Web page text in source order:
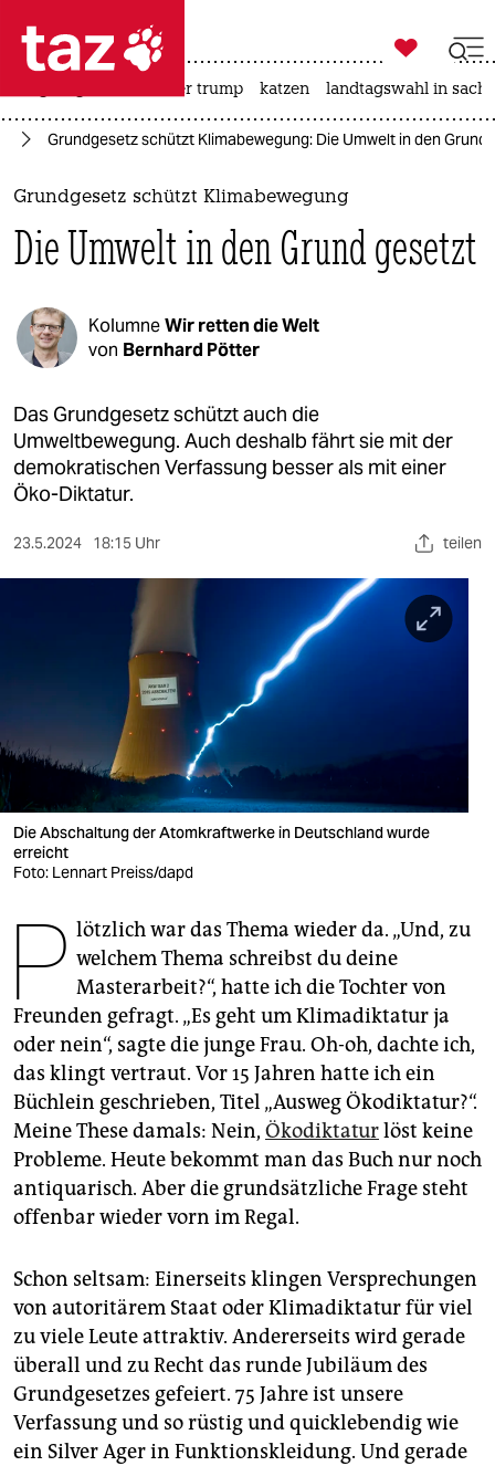
 taz zahl ich
taz zahl ich
themen
politik
öko
gesellschaft
kultur
sport
berlin
nord
veranstaltungen
fragen & hilfe
unterstützen
genossenschaft
epaper login

taz zahl ich
usa unter trump katzen landtagswahl in
Grundgesetz schützt Klimabewegung: Die Umwelt in den Grund
Grundgesetz schützt Klimabewegung
Die Umwelt in den Grund gesetzt
KolumneWir retten die Welt
von Bernhard Pötter
Das Grundgesetz schützt auch die
Umweltbewegung. Auch deshalb fährt sie mit der
demokratischen Verfassung besser als mit einer
Öko-Diktatur.
23.5.2024 18:15 Uhr teilen
Die Abschaltung der Atomkraftwerke in Deutschland wurde
erreicht
Foto: Lennart Preiss/dapd
P lötzlich war das Thema wieder da. „Und, zu
welchem Thema schreibst du deine
Masterarbeit?“, hatte ich die Tochter von
Freunden gefragt. „Es geht um Klimadiktatur ja
oder nein“, sagte die junge Frau. Oh-oh, dachte ich,
das klingt vertraut. Vor 15 Jahren hatte ich ein
Büchlein geschrieben, Titel „Ausweg Ökodiktatur?“.
Meine These damals: Nein, Ökodiktaturlöst keine
Probleme. Heute bekommt man das Buch nur noch
antiquarisch. Aber die grundsätzliche Frage steht
offenbar wieder vorn im Regal.
Schon seltsam: Einerseits klingen Versprechungen
von autoritärem Staat oder Klimadiktatur für viel
zu viele Leute attraktiv. Andererseits wird gerade
überall und zu Recht das runde Jubiläum des
Grundgesetzes gefeiert. 75 Jahre ist unsere
Verfassung und so rüstig und quicklebendig wie
ein Silver Ager in Funktions­kleidung. Und gerade